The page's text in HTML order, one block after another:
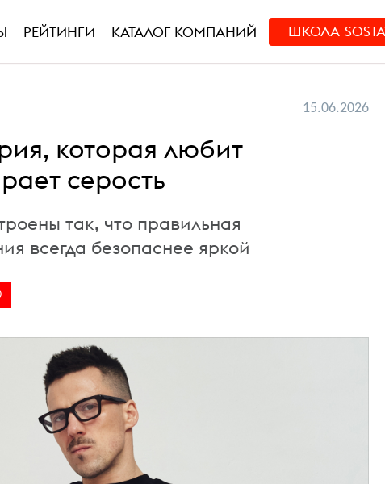
РЕЙТИНГИ КАТАЛОГ КОМПАНИЙ ШКОЛА
15.06.2026
которая любит
серость
так, что правильная
всегда безопаснее яркой